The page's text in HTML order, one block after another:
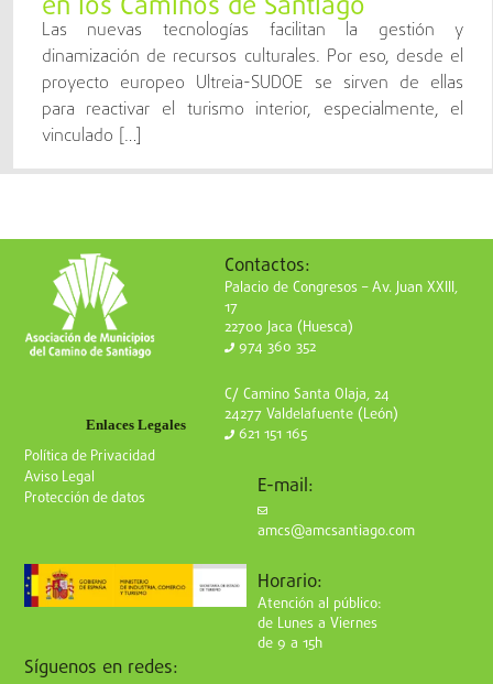
Las nuevas tecnologías facilitan la gestión y
dinamización de recursos culturales. Por eso, desde el
proyecto europeo Ultreia-SUDOE se sirven de ellas
para reactivar el turismo interior, especialmente, el
vinculado […]
Enlaces Legales
Política de Privacidad
Aviso Legal
Protección de datos
Contactos:
Palacio de Congresos – Av. Juan XXIII,
17
22700 Jaca (Huesca)
974 360 352
C/ Camino Santa Olaja, 24
24277 Valdelafuente (León)
621 151 165
E-mail:
amcs@amcsantiago.com
Horario:
Atención al público:
de Lunes a Viernes
de 9 a 15h
Síguenos en redes: